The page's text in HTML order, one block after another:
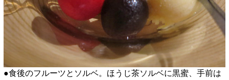
●食後のフルーツとソルベ。ほうじ茶ソルベに黒蜜、手前は